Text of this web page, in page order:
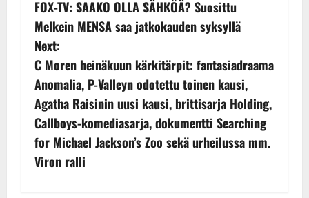
o
s
t
n
a
v
FOX-TV: SAAKO OLLA SÄHKÖÄ? Suosittu
Melkein MENSA saa jatkokauden syksyllä
Next:
C Moren heinäkuun kärkitärpit: fantasiadraama
Anomalia, P-Valleyn odotettu toinen kausi,
Agatha Raisinin uusi kausi, brittisarja Holding,
Callboys-komediasarja, dokumentti Searching
for Michael Jackson’s Zoo sekä urheilussa mm.
Viron ralli